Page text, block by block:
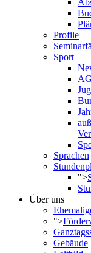
Profile
Sport
Sprachen
">
Über uns
">
Gebäude